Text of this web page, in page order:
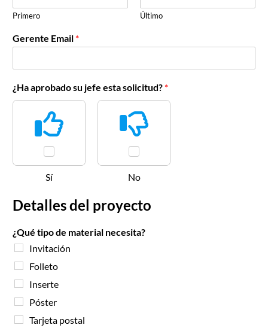
Primero Último
Gerente Email *
¿Ha aprobado su jefe esta solicitud? *
Sí No
Detalles del proyecto
m
p
r
e
s
ó
n
¿Qué tipo de material necesita?
Invitación
Folleto
Inserte
Póster
Tarjeta postal